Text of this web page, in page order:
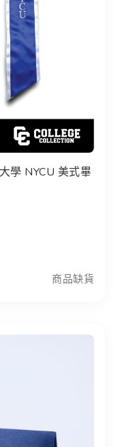
學 NYCU 美式畢業
學 NYCU 美式畢
商品缺貨